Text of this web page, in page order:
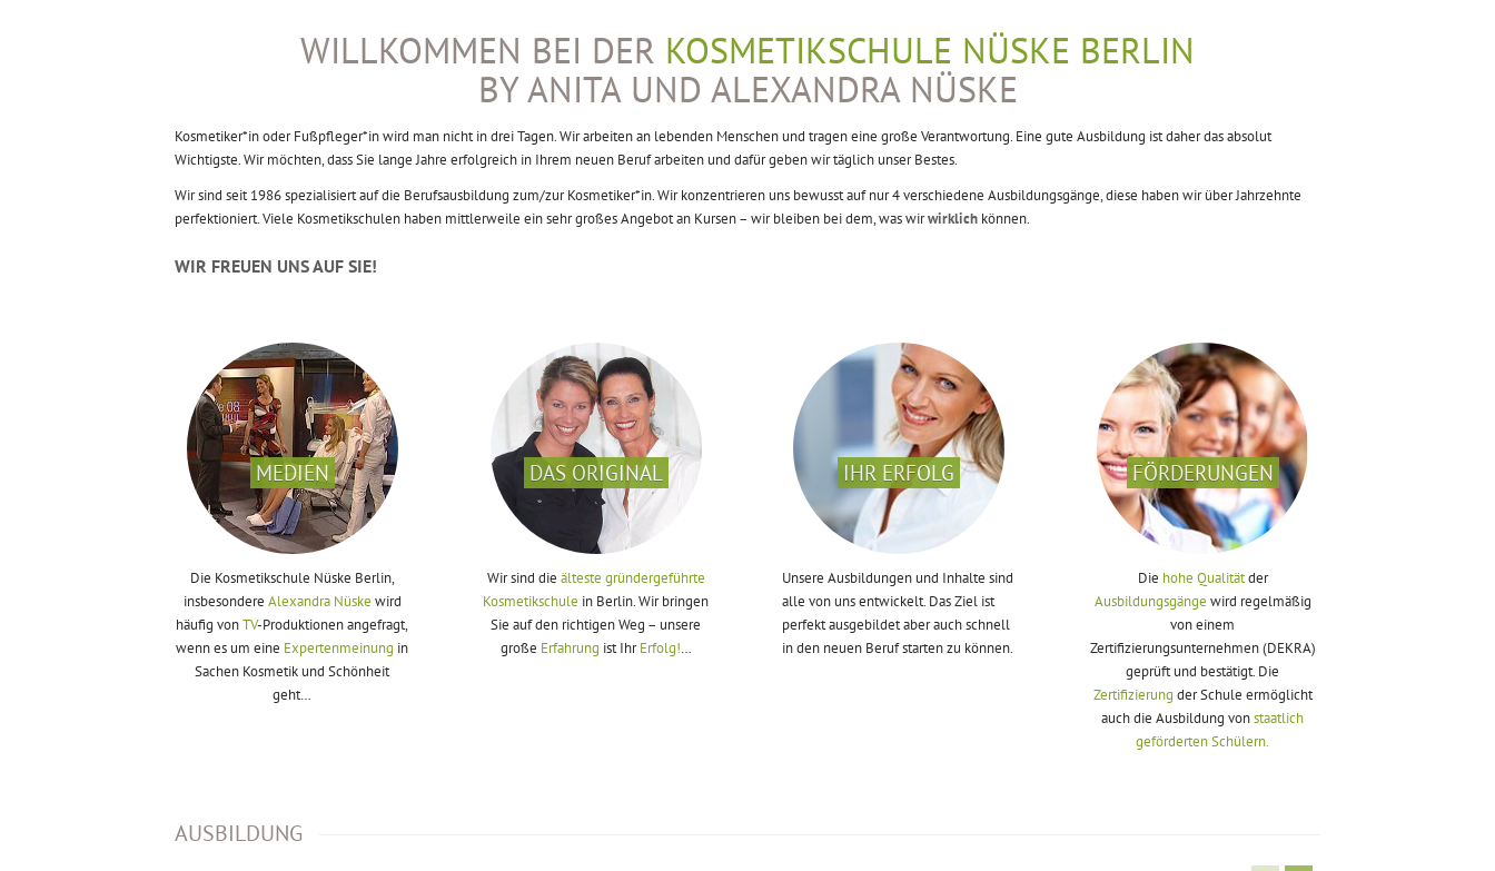
WILLKOMMEN BEI DER KOSMETIKSCHULE NÜSKE BERLIN
BY ANITA UND ALEXANDRA NÜSKE
Kosmetiker*in oder Fußpfleger*in wird man nicht in drei Tagen. Wir arbeiten an lebenden Menschen und tragen eine große Verantwortung. Eine gute Ausbildung ist daher das absolut
Wichtigste. Wir möchten, dass Sie lange Jahre erfolgreich in Ihrem neuen Beruf arbeiten und dafür geben wir täglich unser Bestes.
Wir sind seit 1986 spezialisiert auf die Berufsausbildung zum/zur Kosmetiker*in. Wir konzentrieren uns bewusst auf nur 4 verschiedene Ausbildungsgänge, diese haben wir über Jahrzehnte
perfektioniert. Viele Kosmetikschulen haben mittlerweile ein sehr großes Angebot an Kursen – wir bleiben bei dem, was wirwirklich können.
WIR FREUEN UNS AUF SIE!
MEDIEN
Die Kosmetikschule Nüske Berlin,
insbesondere Alexandra Nüske wird
häufig vonTV-Produktionen angefragt,
wenn es um eine Expertenmeinung in
Sachen Kosmetik und Schönheit
geht…
DAS ORIGINAL
Wir sind die älteste gründergeführte
Kosmetikschule in Berlin. Wir bringen
Sie auf den richtigen Weg – unsere
große Erfahrung ist IhrErfolg!…
IHR ERFOLG
Unsere Ausbildungen und Inhalte sind
alle von uns entwickelt. Das Ziel ist
perfekt ausgebildet aber auch schnell
in den neuen Beruf starten zu können.
FÖRDERUNGEN
Die hohe Qualitätder
Ausbildungsgänge wird regelmäßig
von einem
Zertifizierungsunternehmen (DEKRA)
geprüft und bestätigt. Die
Zertifizierung der Schule ermöglicht
auch die Ausbildung vonstaatlich
geförderten Schülern.
AUSBILDUNG